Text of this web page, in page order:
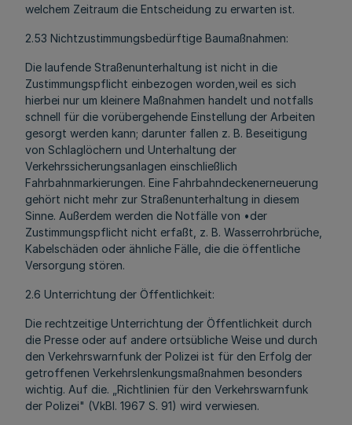
welchem Zeitraum die Entscheidung zu erwarten ist.
2.53 Nichtzustimmungsbedürftige Baumaßnahmen:
Die laufende Straßenunterhaltung ist nicht in die
Zustimmungspflicht einbezogen worden,weil es sich
hierbei nur um kleinere Maßnahmen handelt und notfalls
schnell für die vorübergehende Einstellung der Arbeiten
gesorgt werden kann; darunter fallen z. B. Beseitigung
von Schlaglöchern und Unterhaltung der
Verkehrssicherungsanlagen einschließlich
Fahrbahnmarkierungen. Eine Fahrbahndeckenerneuerung
gehört nicht mehr zur Straßenunterhaltung in diesem
Sinne. Außerdem werden die Notfälle von •der
Zustimmungspflicht nicht erfaßt, z. B. Wasserrohrbrüche,
Kabelschäden oder ähnliche Fälle, die die öffentliche
Versorgung stören.
2.6 Unterrichtung der Öffentlichkeit:
Die rechtzeitige Unterrichtung der Öffentlichkeit durch
die Presse oder auf andere ortsübliche Weise und durch
den Verkehrswarnfunk der Polizei ist für den Erfolg der
getroffenen Verkehrslenkungsmaßnahmen besonders
wichtig. Auf die. „Richtlinien für den Verkehrswarnfunk
der Polizei" (VkBl. 1967 S. 91) wird verwiesen.